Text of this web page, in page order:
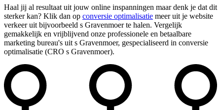
Haal jij al resultaat uit jouw online inspanningen maar denk je dat dit
sterker kan? Klik dan op conversie optimalisatie meer uit je website
verkeer uit bijvoorbeeld s Gravenmoer te halen. Vergelijk
gemakkelijk en vrijblijvend onze professionele en betaalbare
marketing bureau's uit s Gravenmoer, gespecialiseerd in conversie
optimalisatie (CRO s Gravenmoer).